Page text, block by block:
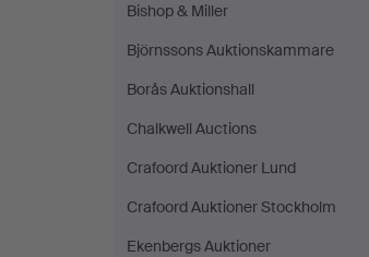
Bishop & Miller
Björnssons Auktionskammare
Borås Auktionshall
Chalkwell Auctions
Crafoord Auktioner Lund
Crafoord Auktioner Stockholm
Ekenbergs Auktioner